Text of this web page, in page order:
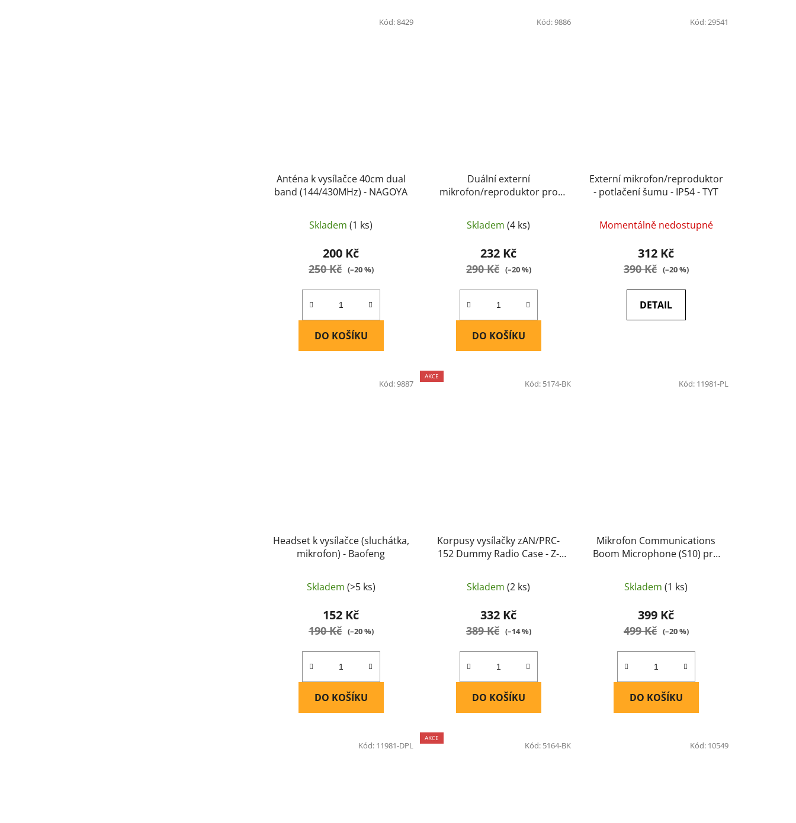
Anténa k vysílačce 40cm dual
band (144/430MHz) - NAGOYA
Skladem(1 ks)
200 Kč
250 Kč (–20 %)
DO KOŠÍKU
Kód:8429
Duální externí
mikrofon/reproduktor pro
Skladem(4 ks)
232 Kč
290 Kč (–20 %)
DO KOŠÍKU
Kód:9886
Externí mikrofon/reproduktor
- potlačení šumu - IP54 - TYT
Momentálně nedostupné
312 Kč
390 Kč (–20 %)
DETAIL
Kód:29541
Headset k vysílačce (sluchátka,
mikrofon) - Baofeng
Skladem (>5 ks)
152 Kč
190 Kč (–20 %)
DO KOŠÍKU
Kód:9887
AKCE
Korpusy vysílačky zAN/PRC-
152 Dummy Radio Case - Z-
Skladem(2 ks)
332 Kč
389 Kč (–14 %)
DO KOŠÍKU
Kód: 5174-BK
Mikrofon Communications
Boom Microphone (S10) pro
Skladem(1 ks)
399 Kč
499 Kč (–20 %)
DO KOŠÍKU
Kód: 11981-PL
Kód: 11981-DPL
AKCE
Kód: 5164-BK Kód: 10549